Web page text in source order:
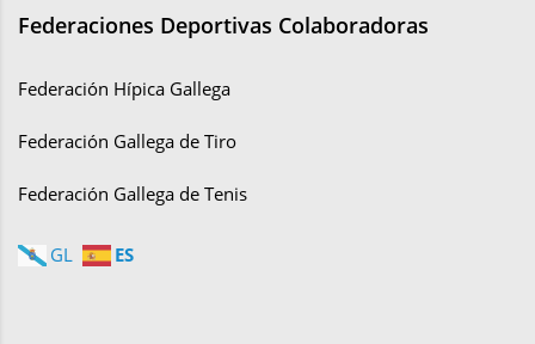
Federaciones Deportivas Colaboradoras
Federación Hípica Gallega
Federación Gallega de Tiro
Federación Gallega de Tenis
GL ES